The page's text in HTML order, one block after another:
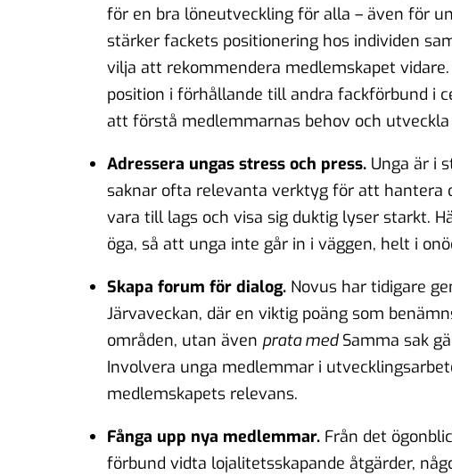
för en bra löneutveckling för alla – även för
stärker fackets positionering hos individen
vilja att rekommendera medlemskapet
position i förhållande till andra fackförbund i
att förstå medlemmarnas behov och
Adressera ungas stress och press. Unga är i
saknar ofta relevanta verktyg för att
vara till lags och visa sig duktig lyser starkt.
öga, så att unga inte går in i väggen, helt i
Skapa forum för dialog. Novus har tidigare
Järvaveckan, där en viktig poäng som
områden, utan även prata medSamma sak
Involvera unga medlemmar i
medlemskapets relevans.
Fånga upp nya medlemmar. Från det
förbund vidta lojalitetsskapande åtgärder,